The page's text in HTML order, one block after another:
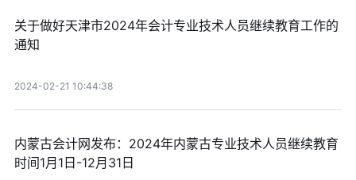
关于做好天津市2024年会计专业技术人员继续教育工作的
通知
2024-02-21 10:44:38
内蒙古会计网发布：2024年内蒙古专业技术人员继续教育
时间1月1日-12月31日